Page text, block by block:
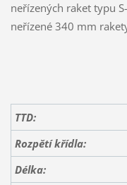
neřízených raket typu
neřízené 340 mm
TTD:
Rozpětí křídla:
Délka: